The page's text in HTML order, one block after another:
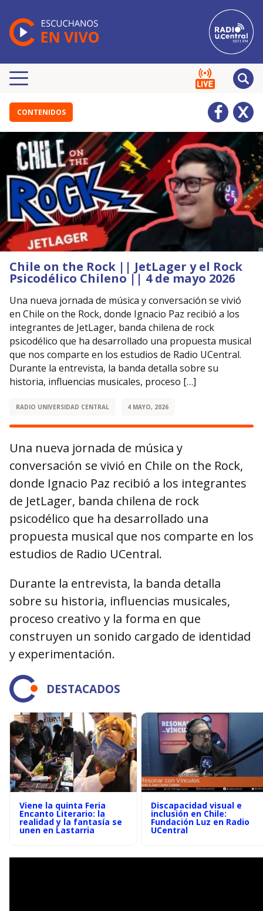
CONTENIDOS
Chile on the Rock || JetLager y el Rock
Psicodélico Chileno || 4 de mayo 2026
Una nueva jornada de música y conversación se vivió
en Chile on the Rock, donde Ignacio Paz recibió a los
integrantes de JetLager, banda chilena de rock
psicodélico que ha desarrollado una propuesta musical
que nos comparte en los estudios de Radio UCentral.
Durante la entrevista, la banda detalla sobre su
historia, influencias musicales, proceso […]
RADIO UNIVERSIDAD CENTRAL 4 MAYO, 2026
Una nueva jornada de música y
conversación se vivió en Chile on the Rock,
donde Ignacio Paz recibió a los integrantes
de JetLager, banda chilena de rock
psicodélico que ha desarrollado una
propuesta musical que nos comparte en los
estudios de Radio UCentral.
Durante la entrevista, la banda detalla
sobre su historia, influencias musicales,
proceso creativo y la forma en que
construyen un sonido cargado de identidad
y experimentación.
DESTACADOS
Viene la quinta Feria
Encanto Literario: la
realidad y la fantasía se
unen en Lastarria
Discapacidad visual e
inclusión en Chile:
Fundación Luz en Radio
UCentral